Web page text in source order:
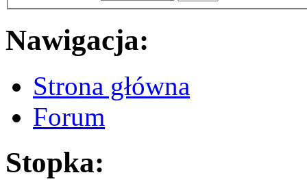
Nawigacja:
Strona główna
Forum
Stopka: